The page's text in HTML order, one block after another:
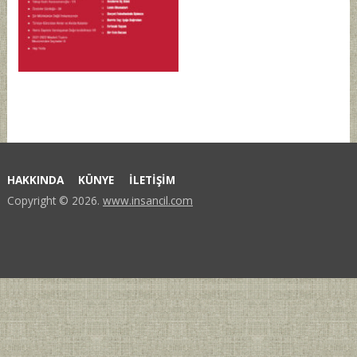
HAKKINDA KÜNYE
İLETİŞİM
Copyright © 2026. www.insancil.com